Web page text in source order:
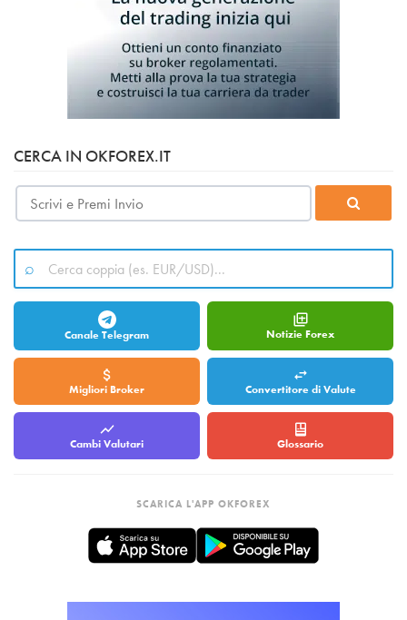
CERCA IN OKFOREX.IT
Canale Telegram Notizie Forex
Migliori Broker Convertitore di Valute
Cambi Valutari Glossario
SCARICA L'APP OKFOREX